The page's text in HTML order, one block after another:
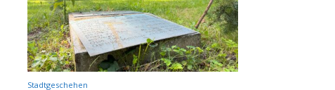
Stadtgeschehen